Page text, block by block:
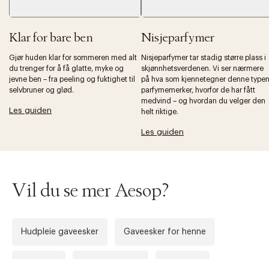
Klar for bare ben
Gjør huden klar for sommeren med alt
du trenger for å få glatte, myke og
jevne ben – fra peeling og fuktighet til
selvbruner og glød.
Les guiden
Nisjeparfymer
Nisjeparfymer tar stadig større plass i
skjønnhetsverdenen. Vi ser nærmere
på hva som kjennetegner denne typen
parfymemerker, hvorfor de har fått
medvind – og hvordan du velger den
helt riktige.
Les guiden
Vil du se mer Aesop?
Hudpleie gaveesker Gaveesker for henne